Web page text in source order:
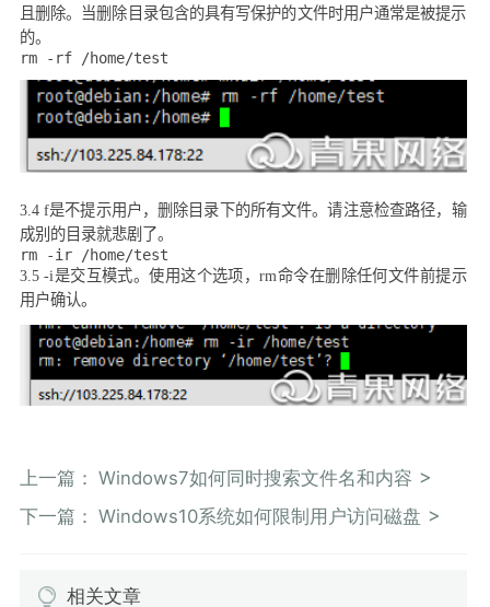
且删除。当删除目录包含的具有写保护的文件时用户通常是被提示
的。
rm -rf /home/test
3.4 f是不提示用户，删除目录下的所有文件。请注意检查路径，输
成别的目录就悲剧了。
rm -ir /home/test
3.5 -i是交互模式。使用这个选项，rm命令在删除任何文件前提示
用户确认。
上一篇： Windows7如何同时搜索文件名和内容
下一篇： Windows10系统如何限制用户访问磁盘
相关文章